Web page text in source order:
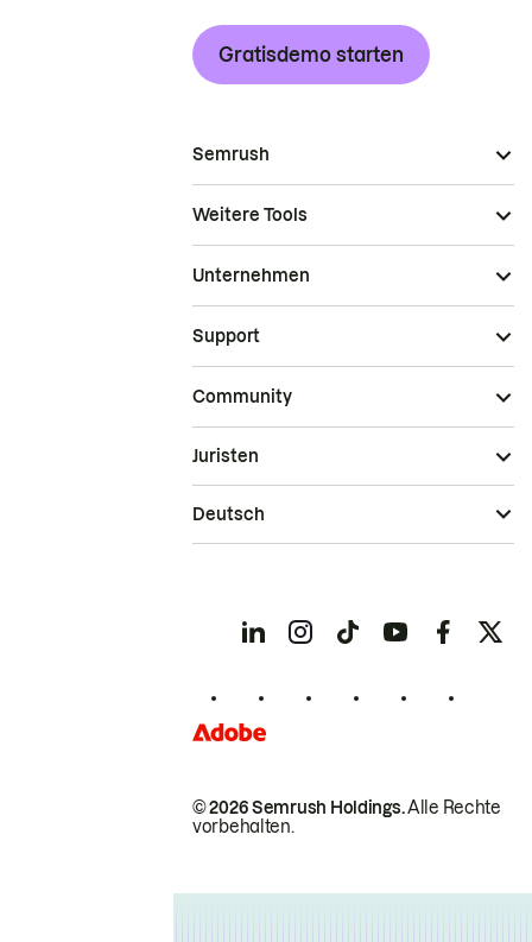
Gratisdemo starten
Semrush
Weitere Tools
Unternehmen
Support
Community
© 2026 Semrush Holdings.Alle Rechte
vorbehalten.
Juristen
Deutsch